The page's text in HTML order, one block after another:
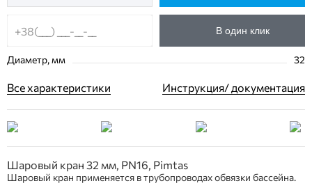
В один клик
Диаметр, мм 32
Все характеристики Инструкция/ документация
Шаровый кран 32 мм, PN16, Pimtas
Шаровый кран применяется в трубопроводах обвязки бассейна.